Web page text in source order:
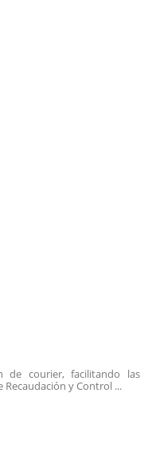
de courier, facilitando las
Recaudación y Control ...